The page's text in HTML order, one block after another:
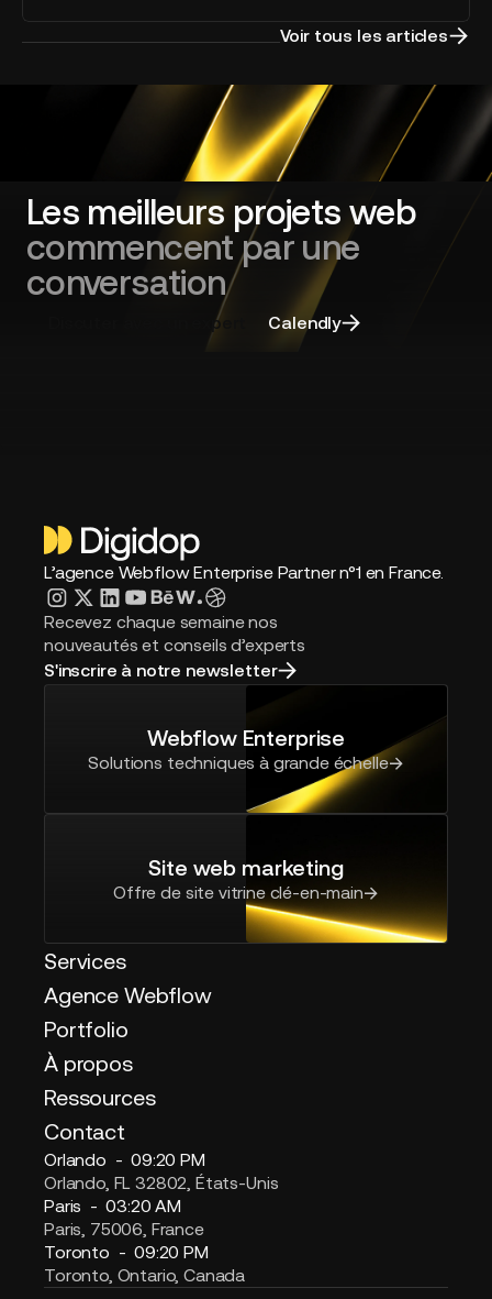
plateforme
site
web
et
choisir
la
Voir tous les articles
Les meilleurs projets web
commencent par une
conversation
Discuter avec un expert Calendly
L’agence Webflow Enterprise Partner n°1 en France.
Recevez chaque semaine nos
nouveautés et conseils d’experts
S'inscrire à notre newsletter
Webflow Enterprise
Solutions techniques à grande échelle
Site web marketing
Offre de site vitrine clé-en-main
Services
Agence Webflow
Portfolio
À propos
Ressources
Contact
Orlando -09:20 PM
Orlando, FL 32802, États-Unis
Paris -03:20 AM
Paris, 75006, France
Toronto -09:20 PM
Toronto, Ontario, Canada